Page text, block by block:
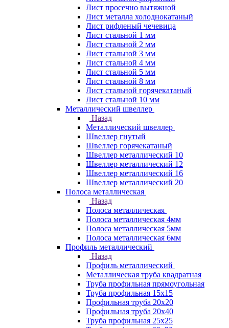
Лист просечно вытяжной
Лист металла холоднокатаный
Лист рифленый чечевица
Лист стальной 1 мм
Лист стальной 2 мм
Лист стальной 3 мм
Лист стальной 4 мм
Лист стальной 5 мм
Лист стальной 8 мм
Лист стальной горячекатаный
Лист стальной 10 мм
Металлический швеллер
Назад
Металлический швеллер
Швеллер гнутый
Швеллер горячекатаный
Швеллер металлический 10
Швеллер металлический 12
Швеллер металлический 16
Швеллер металлический 20
Полоса металлическая
Назад
Полоса металлическая
Полоса металлическая 4мм
Полоса металлическая 5мм
Полоса металлическая 6мм
Профиль металлический
Назад
Профиль металлический
Металлическая труба квадратная
Труба профильная прямоугольная
Труба профильная 15х15
Профильная труба 20х20
Профильная труба 20х40
Труба профильная 25х25